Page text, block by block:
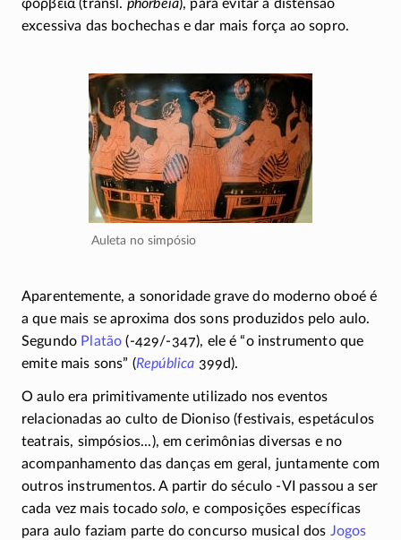
φορβειά (transl. phorbeiá), para evitar a distensão
excessiva das bochechas e dar mais força ao sopro.
Auleta no simpósio
Aparentemente, a sonoridade grave do moderno oboé é
a que mais se aproxima dos sons produzidos pelo aulo.
Segundo Platão (-429/-347), ele é “o instrumento que
emite mais sons” (República 399d).
O aulo era primitivamente utilizado nos eventos
relacionadas ao culto de Dioniso (festivais, espetáculos
teatrais, simpósios...), em cerimônias diversas e no
acompanhamento das danças em geral, juntamente com
outros instrumentos. A partir do século -VI passou a ser
cada vez mais tocadosolo, e composições específicas
para aulo faziam parte do concurso musical dos Jogos